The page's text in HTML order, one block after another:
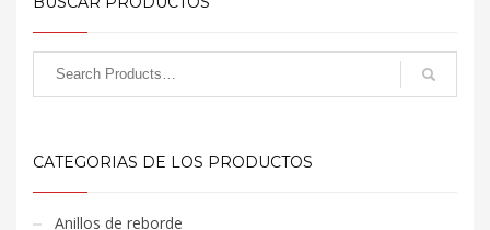
CATEGORIAS DE LOS PRODUCTOS
Anillos de reborde